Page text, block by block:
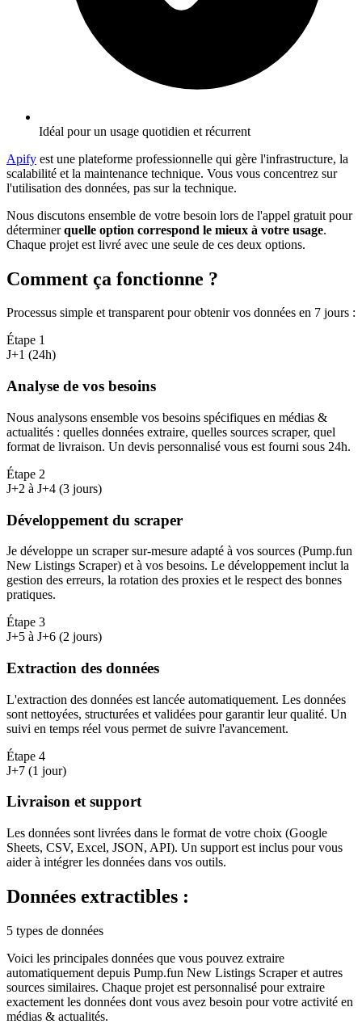
Idéal pour un usage quotidien et récurrent
Apify est une plateforme professionnelle qui gère l'infrastructure, la
scalabilité et la maintenance technique. Vous vous concentrez sur
l'utilisation des données, pas sur la technique.
Nous discutons ensemble de votre besoin lors de l'appel gratuit pour
déterminerquelle option correspond le mieux à votre usage.
Chaque projet est livré avec une seule de ces deux options.
Comment ça fonctionne ?
Processus simple et transparent pour obtenir vos données en 7 jours :
Étape 1
J+1 (24h)
Analyse de vos besoins
Nous analysons ensemble vos besoins spécifiques en médias &
actualités : quelles données extraire, quelles sources scraper, quel
format de livraison. Un devis personnalisé vous est fourni sous 24h.
Étape 2
J+2 à J+4 (3 jours)
Développement du scraper
Je développe un scraper sur-mesure adapté à vos sources (Pump.fun
New Listings Scraper) et à vos besoins. Le développement inclut la
gestion des erreurs, la rotation des proxies et le respect des bonnes
pratiques.
Étape 3
J+5 à J+6 (2 jours)
Extraction des données
L'extraction des données est lancée automatiquement. Les données
sont nettoyées, structurées et validées pour garantir leur qualité. Un
suivi en temps réel vous permet de suivre l'avancement.
Étape 4
J+7 (1 jour)
Livraison et support
Les données sont livrées dans le format de votre choix (Google
Sheets, CSV, Excel, JSON, API). Un support est inclus pour vous
aider à intégrer les données dans vos outils.
Données extractibles :
5 types de données
Voici les principales données que vous pouvez extraire
automatiquement depuis Pump.fun New Listings Scraperet autres
sources similaires. Chaque projet est personnalisé pour extraire
exactement les données dont vous avez besoin pour votre activité en
médias & actualités.